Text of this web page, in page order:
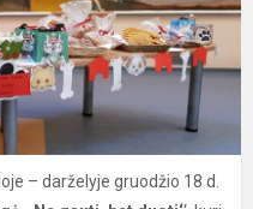
– darželyje gruodžio 18 d.